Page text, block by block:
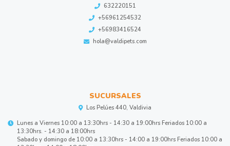
632220151
+56961254532
+56983416524
hola@valdipets.com
SUCURSALES
Los Pelúes 440, Valdivia
Lunes a Viernes 10:00 a 13:30hrs - 14:30 a 19:00hrs Feriados 10:00 a
13:30hrs. - 14:30 a 18:00hrs
Sabado y domingo de 10:00 a 13:30hrs - 14:00 a 19:00hrs Feriados 10:00 a